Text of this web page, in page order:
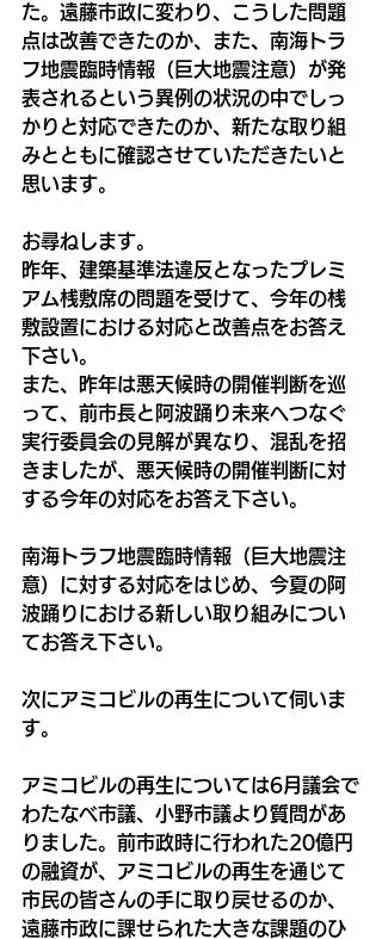
た。遠藤市政に変わり、こうした問題
点は改善できたのか、また、南海トラ
フ地震臨時情報（巨大地震注意）が発
表されるという異例の状況の中でしっ
かりと対応できたのか、新たな取り組
みとともに確認させていただきたいと
思います。
お尋ねします。
昨年、建築基準法違反となったプレミ
アム桟敷席の問題を受けて、今年の桟
敷設置における対応と改善点をお答え
下さい。
また、昨年は悪天候時の開催判断を巡
って、前市長と阿波踊り未来へつなぐ
実行委員会の見解が異なり、混乱を招
きましたが、悪天候時の開催判断に対
する今年の対応をお答え下さい。
南海トラフ地震臨時情報（巨大地震注
意）に対する対応をはじめ、今夏の阿
波踊りにおける新しい取り組みについ
てお答え下さい。
次にアミコビルの再生について伺いま
す。
アミコビルの再生については6月議会で
わたなべ市議、小野市議より質問があ
りました。前市政時に行われた20億円
の融資が、アミコビルの再生を通じて
市民の皆さんの手に取り戻せるのか、
遠藤市政に課せられた大きな課題のひ